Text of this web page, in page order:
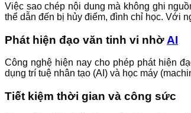
Việc sao chép nội dung mà không ghi
thể dẫn đến bị hủy điểm, đình chỉ học. Với
Phát hiện đạo văn tinh vi nhờ AI
Công nghệ hiện nay cho phép phát hiện
dụng trí tuệ nhân tạo (AI) và học máy
Tiết kiệm thời gian và công sức